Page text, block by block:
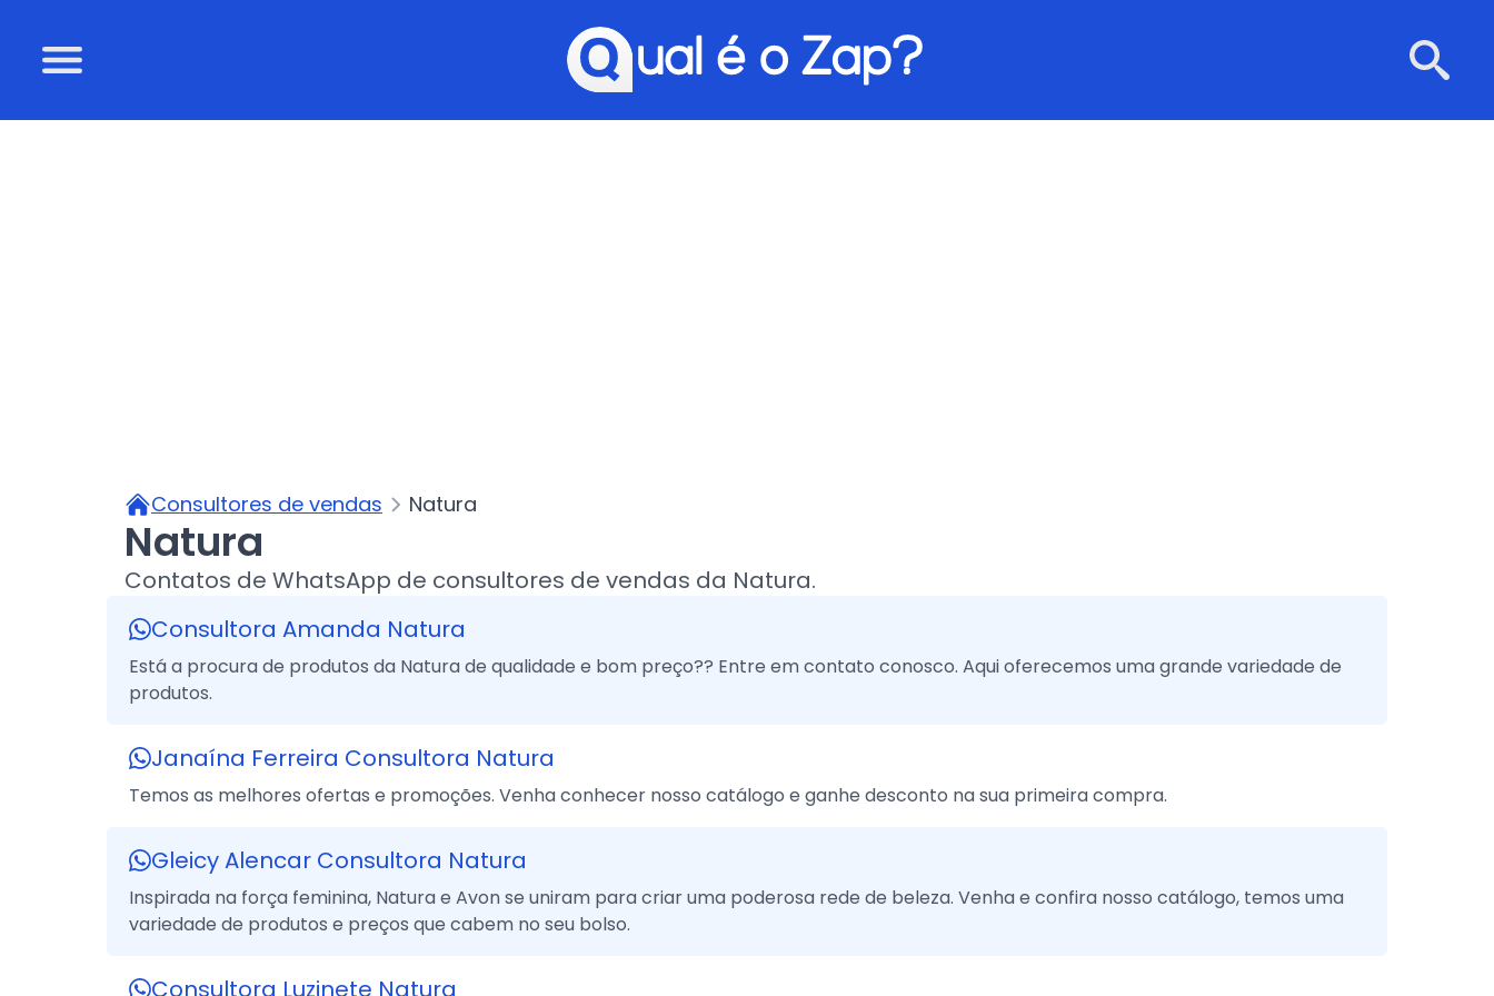
Qual é o Zap?
Consultores de vendas Natura
Natura
Contatos de WhatsApp de consultores de vendas da Natura.
Consultora Amanda Natura
Está a procura de produtos da Natura de qualidade e bom preço?? Entre em contato conosco. Aqui oferecemos uma grande variedade de
produtos.
Janaína Ferreira Consultora Natura
Temos as melhores ofertas e promoções. Venha conhecer nosso catálogo e ganhe desconto na sua primeira compra.
Gleicy Alencar Consultora Natura
Inspirada na força feminina, Natura e Avon se uniram para criar uma poderosa rede de beleza. Venha e confira nosso catálogo, temos uma
variedade de produtos e preços que cabem no seu bolso.
Consultora Luzinete Natura